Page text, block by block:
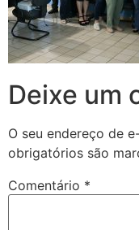
Deixe um
O seu endereço de
obrigatórios são
Comentário *